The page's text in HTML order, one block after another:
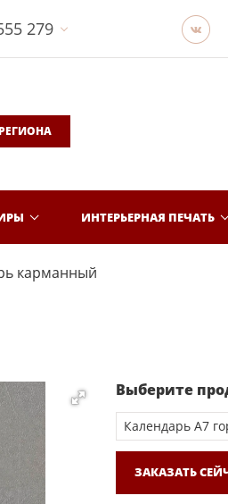
279
ИНТЕРЬЕРНАЯ ПЕЧАТЬ
карманный
Выберите
ЗАКАЗАТЬ